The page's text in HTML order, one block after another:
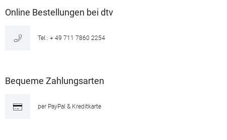
Online Bestellungen bei dtv
Tel.: + 49 711 7860 2254
Bequeme Zahlungsarten
per PayPal & Kreditkarte